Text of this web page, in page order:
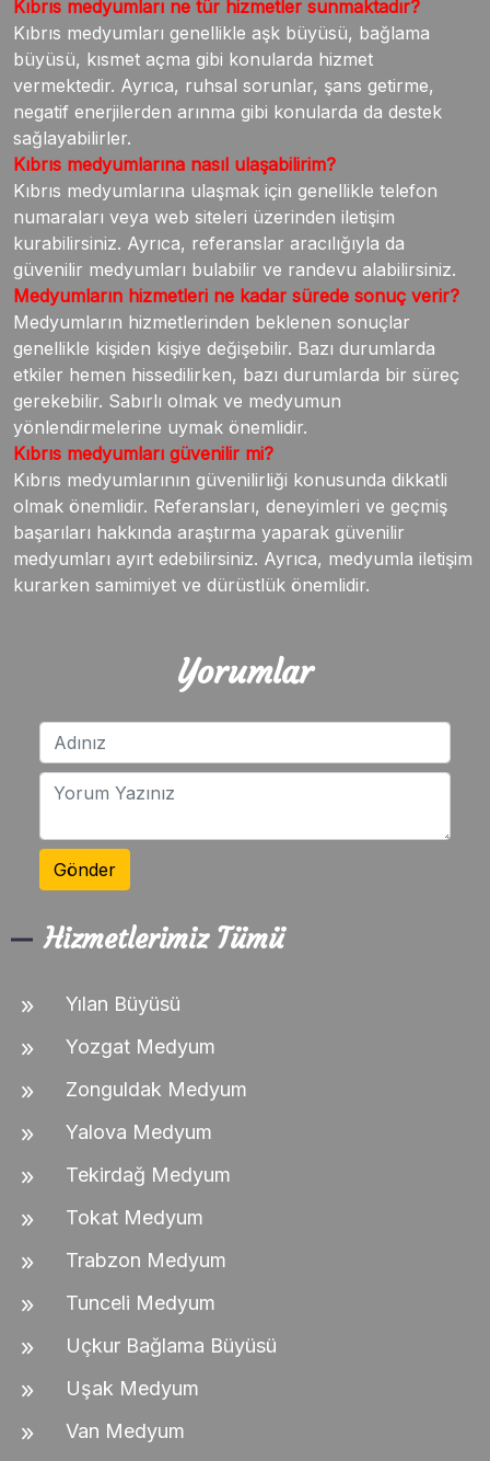
Kıbrıs medyumları ne tür hizmetler sunmaktadır?
Kıbrıs medyumları genellikle aşk büyüsü, bağlama
büyüsü, kısmet açma gibi konularda hizmet
vermektedir. Ayrıca, ruhsal sorunlar, şans getirme,
negatif enerjilerden arınma gibi konularda da destek
sağlayabilirler.
Kıbrıs medyumlarına nasıl ulaşabilirim?
Kıbrıs medyumlarına ulaşmak için genellikle telefon
numaraları veya web siteleri üzerinden iletişim
kurabilirsiniz. Ayrıca, referanslar aracılığıyla da
güvenilir medyumları bulabilir ve randevu alabilirsiniz.
Medyumların hizmetleri ne kadar sürede sonuç verir?
Medyumların hizmetlerinden beklenen sonuçlar
genellikle kişiden kişiye değişebilir. Bazı durumlarda
etkiler hemen hissedilirken, bazı durumlarda bir süreç
gerekebilir. Sabırlı olmak ve medyumun
yönlendirmelerine uymak önemlidir.
Kıbrıs medyumları güvenilir mi?
Kıbrıs medyumlarının güvenilirliği konusunda dikkatli
olmak önemlidir. Referansları, deneyimleri ve geçmiş
başarıları hakkında araştırma yaparak güvenilir
medyumları ayırt edebilirsiniz. Ayrıca, medyumla iletişim
kurarken samimiyet ve dürüstlük önemlidir.
Yorumlar
Gönder
Hizmetlerimiz Tümü
Yılan Büyüsü
Yozgat Medyum
Zonguldak Medyum
Yalova Medyum
Tekirdağ Medyum
Tokat Medyum
Trabzon Medyum
Tunceli Medyum
Uçkur Bağlama Büyüsü
Uşak Medyum
Van Medyum